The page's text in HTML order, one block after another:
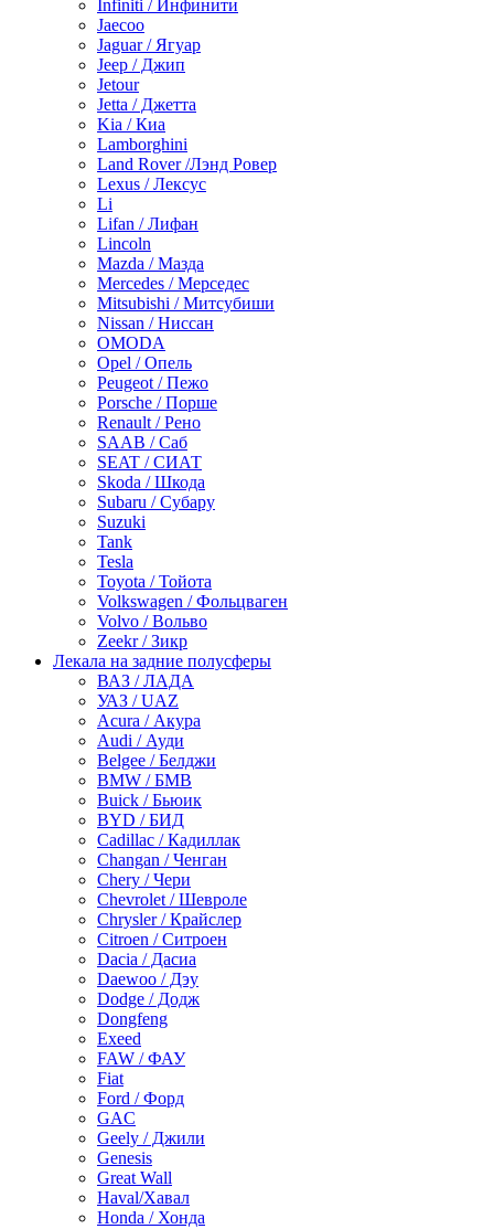
Infiniti / Инфинити
Jaecoo
Jaguar / Ягуар
Jeep / Джип
Jetour
Jetta / Джетта
Kia / Киа
Lamborghini
Land Rover /Лэнд Ровер
Lexus / Лексус
Li
Lifan / Лифан
Lincoln
Mazda / Мазда
Mercedes / Мерседес
Mitsubishi / Митсубиши
Nissan / Ниссан
OMODA
Opel / Опель
Peugeot / Пежо
Porsche / Порше
Renault / Рено
SAAB / Саб
SEAT / СИАТ
Skoda / Шкода
Subaru / Субару
Suzuki
Tank
Tesla
Toyota / Тойота
Volkswagen / Фольцваген
Volvo / Вольво
Zeekr / Зикр
Лекала на задние полусферы
ВАЗ / ЛАДА
УАЗ / UAZ
Acura / Акура
Audi / Ауди
Belgee / Белджи
BMW / БМВ
Buick / Бьюик
BYD / БИД
Cadillac / Кадиллак
Changan / Ченган
Chery / Чери
Chevrolet / Шевроле
Chrysler / Крайслер
Citroen / Ситроен
Dacia / Дасиа
Daewoo / Дэу
Dodge / Додж
Dongfeng
Exeed
FAW / ФАУ
Fiat
Ford / Форд
GAC
Geely / Джили
Genesis
Great Wall
Haval/Хавал
Honda / Хонда